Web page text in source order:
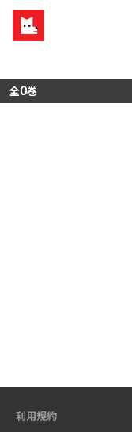
全0巻
利用規約